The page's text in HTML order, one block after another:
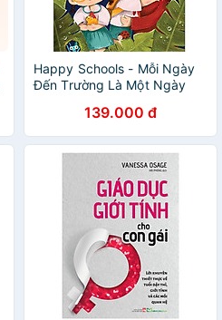
Happy Schools - Mỗi Ngày
Đến Trường Là Một Ngày
139.000 đ